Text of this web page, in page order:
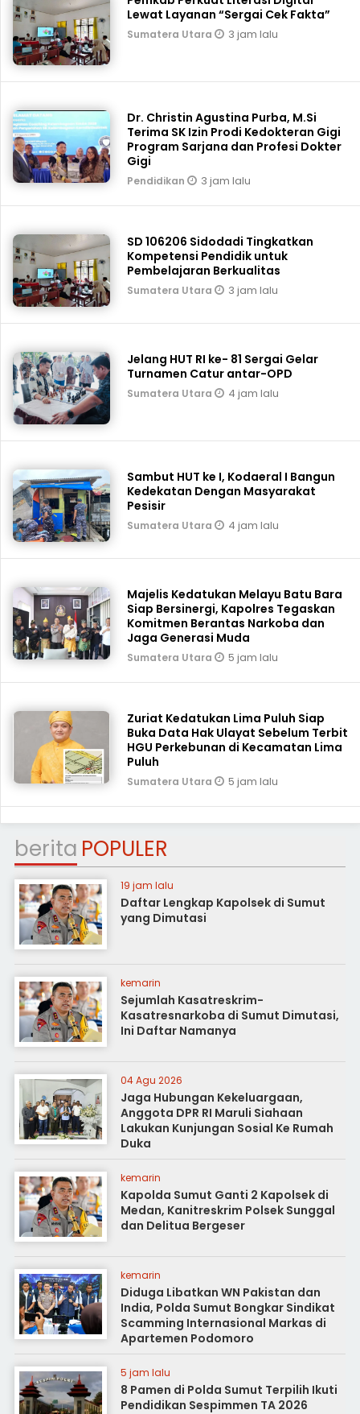
Lewat Layanan “Sergai Cek Fakta”
Sumatera Utara 3 jam lalu
Dr. Christin Agustina Purba, M.Si
Terima SK Izin Prodi Kedokteran Gigi
Program Sarjana dan Profesi Dokter
Gigi
Pendidikan 3 jam lalu
SD 106206 Sidodadi Tingkatkan
Kompetensi Pendidik untuk
Pembelajaran Berkualitas
Sumatera Utara 3 jam lalu
Jelang HUT RI ke- 81 Sergai Gelar
Turnamen Catur antar-OPD
Sumatera Utara 4 jam lalu
Sambut HUT ke I, Kodaeral I Bangun
Kedekatan Dengan Masyarakat
Pesisir
Sumatera Utara 4 jam lalu
Majelis Kedatukan Melayu Batu Bara
Siap Bersinergi, Kapolres Tegaskan
Komitmen Berantas Narkoba dan
Jaga Generasi Muda
Sumatera Utara 5 jam lalu
Zuriat Kedatukan Lima Puluh Siap
Buka Data Hak Ulayat Sebelum Terbit
HGU Perkebunan di Kecamatan Lima
Puluh
Sumatera Utara 5 jam lalu
berita POPULER
19 jam lalu
Daftar Lengkap Kapolsek di Sumut
yang Dimutasi
kemarin
Sejumlah Kasatreskrim-
Kasatresnarkoba di Sumut Dimutasi,
Ini Daftar Namanya
04 Agu 2026
Jaga Hubungan Kekeluargaan,
Anggota DPR RI Maruli Siahaan
Lakukan Kunjungan Sosial Ke Rumah
Duka
kemarin
Kapolda Sumut Ganti 2 Kapolsek di
Medan, Kanitreskrim Polsek Sunggal
dan Delitua Bergeser
kemarin
Diduga Libatkan WN Pakistan dan
India, Polda Sumut Bongkar Sindikat
Scamming Internasional Markas di
Apartemen Podomoro
5 jam lalu
8 Pamen di Polda Sumut Terpilih Ikuti
Pendidikan Sespimmen TA 2026